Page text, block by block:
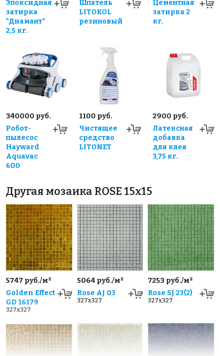
Эпоксидная
затирка
"Диамант"
2,5 кг.
Шпатель
LITOKOL
резиновый
Цементная
затирка 2
кг.
340000 руб.
Робот-
пылесос
Hayward
Aquavac
600
1100 руб.
Чистящее
средство
LITONET
2900 руб.
Латексная
добавка
для клея
3,75 кг.
Другая мозаика ROSE 15x15
5747 руб./м²
Golden Effect
GD 16179
327x327
5064 руб./м²
Rose AJ 03
327x327
7253 руб./м²
Rose SJ 23(2)
327x327